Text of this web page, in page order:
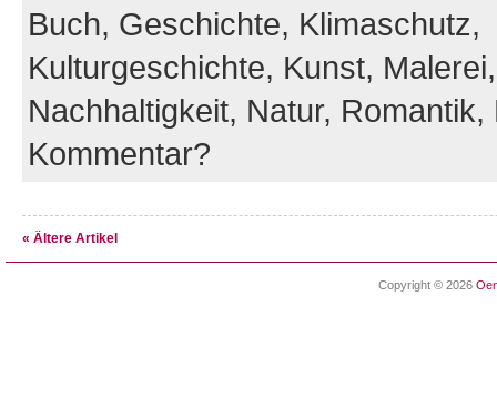
Buch, Geschichte, Klimaschutz,
Kulturgeschichte, Kunst, Malerei,
Nachhaltigkeit, Natur, Romantik,
Kommentar?
« Ältere Artikel
Copyright © 2026